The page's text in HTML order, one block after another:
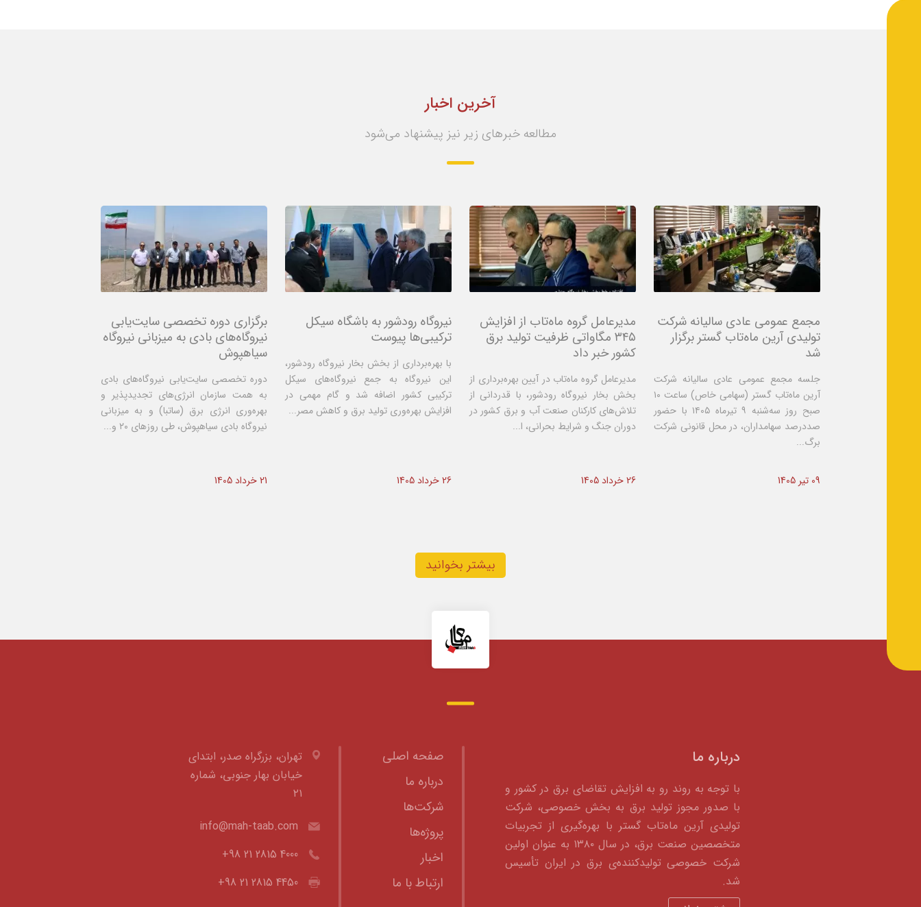
آخرین اخبار
مطالعه خبرهای زیر نیز پیشنهاد می‌شود
مجمع عمومی عادی سالیانه شرکت
تولیدی آرین ماه‌تاب گستر برگزار
شد
جلسه مجمع عمومی عادی سالیانه شرکت
آرین ماه‌تاب گستر (سهامی خاص) ساعت ۱۰
صبح روز سه‌شنبه ۹ تیرماه ۱۴۰۵ با حضور
صددرصد سهامداران، در محل قانونی شرکت
برگ...
09 تیر 1405
مدیرعامل گروه ماه‌تاب از افزایش
۳۴۵ مگاواتی ظرفیت تولید برق
کشور خبر داد
مدیرعامل گروه ماه‌تاب در آیین بهره‌برداری از
بخش بخار نیروگاه رودشور، با قدردانی از
تلاش‌های کارکنان صنعت آب و برق کشور در
دوران جنگ و شرایط بحرانی، ا...
26 خرداد 1405
نیروگاه رودشور به باشگاه سیکل
ترکیبی‌ها پیوست
با بهره‌برداری از بخش بخار نیروگاه رودشور،
این نیروگاه به جمع نیروگاه‌های سیکل
ترکیبی کشور اضافه شد و گام مهمی در
افزایش بهره‌وری تولید برق و کاهش مصر...
26 خرداد 1405
برگزاری دوره تخصصی سایت‌یابی
نیروگاه‌های بادی به میزبانی نیروگاه
سیاهپوش
دوره تخصصی سایت‌یابی نیروگاه‌های بادی
به همت سازمان انرژی‌های تجدیدپذیر و
بهره‌وری انرژی برق (ساتبا) و به میزبانی
نیروگاه بادی سیاهپوش، طی روزهای ۲۰ و...
21 خرداد 1405
بیشتر بخوانید
درباره ما
با توجه به روند رو به افزایش تقاضای برق در کشور و
با صدور مجوز تولید برق به بخش خصوصی، شرکت
تولیدی آرین ماه‌تاب گستر با بهره‌گیری از تجربیات
متخصصین صنعت برق، در سال ۱۳۸۰ به عنوان اولین
شرکت خصوصی تولیدکننده‌ی برق در ایران تأسیس
شد.
صفحه اصلی
درباره ما
شرکت‌ها
پروژه‌ها
اخبار
ارتباط با ما
تهران، بزرگراه صدر، ابتدای
خیابان بهار جنوبی، شماره
۲۱
info@mah-taab.com
+98 21 2815 4000
+98 21 2815 4450